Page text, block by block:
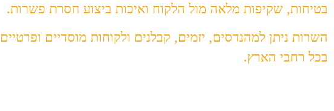
בטיחות, שקיפות מלאה מול הלקוח ואיכות ביצוע חסרת פשרות.
השרות ניתן למהנדסים, יזמים, קבלנים ולקוחות מוסדיים ופרטיים
בכל רחבי הארץ.